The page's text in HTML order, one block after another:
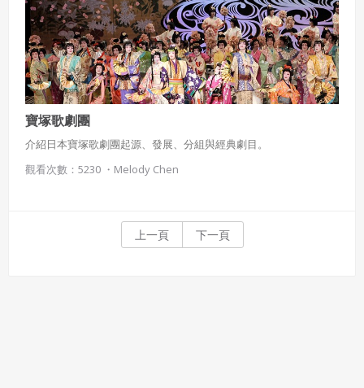
寶塚歌劇團
介紹日本寶塚歌劇團起源、發展、分組與經典劇目。
觀看次數：5230 ・ Melody Chen
上一頁 下一頁